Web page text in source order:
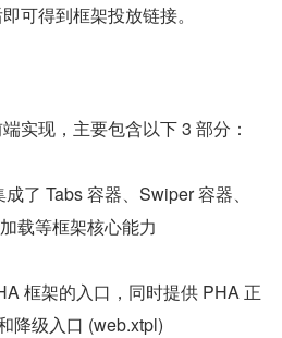
可得到框架投放链接。
实现，主要包含以下 3 部分：
了 Tabs 容器、Swiper 容器、
载等框架核心能力
框架的入口，同时提供 PHA 正
降级入口 (web.xtpl)